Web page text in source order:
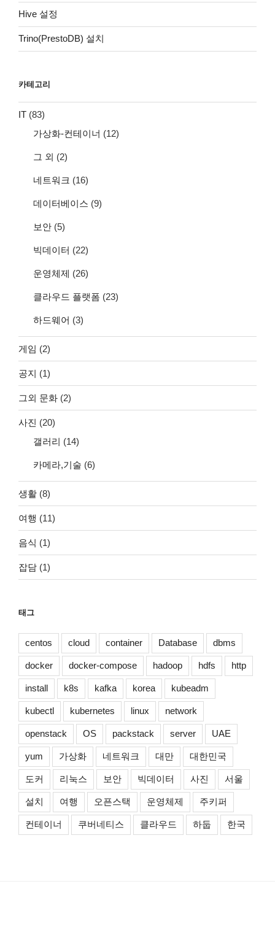
Hive 설정
Trino(PrestoDB) 설치
카테고리
IT (83)
가상화-컨테이너 (12)
그 외 (2)
네트워크 (16)
데이터베이스 (9)
보안 (5)
빅데이터 (22)
운영체제 (26)
클라우드 플랫폼 (23)
하드웨어 (3)
게임 (2)
공지 (1)
그외 문화 (2)
사진 (20)
갤러리 (14)
카메라,기술 (6)
생활 (8)
여행 (11)
음식 (1)
잡담 (1)
태그
centos cloud container Database dbms
docker docker-compose hadoop hdfs http
install k8s kafka korea kubeadm
kubectl kubernetes linux network
openstack OS packstack server UAE
yum 가상화 네트워크 대만 대한민국
도커 리눅스 보안 빅데이터 사진 서울
설치 여행 오픈스택 운영체제 주키퍼
컨테이너 쿠버네티스 클라우드 하둡 한국